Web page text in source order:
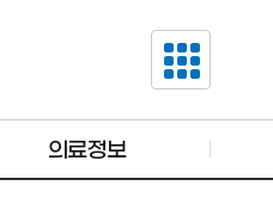
의료정보